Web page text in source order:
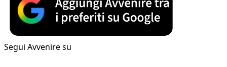
Segui Avvenire su